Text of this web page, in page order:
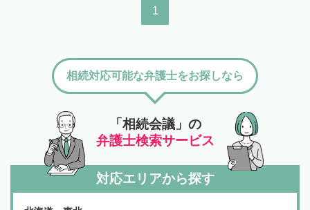
1
「相続会議」の
弁護士検索サービス
相続対応可能な弁護士をお探しなら
対応エリアから探す